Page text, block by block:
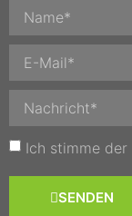
Ich stimme der
SENDEN